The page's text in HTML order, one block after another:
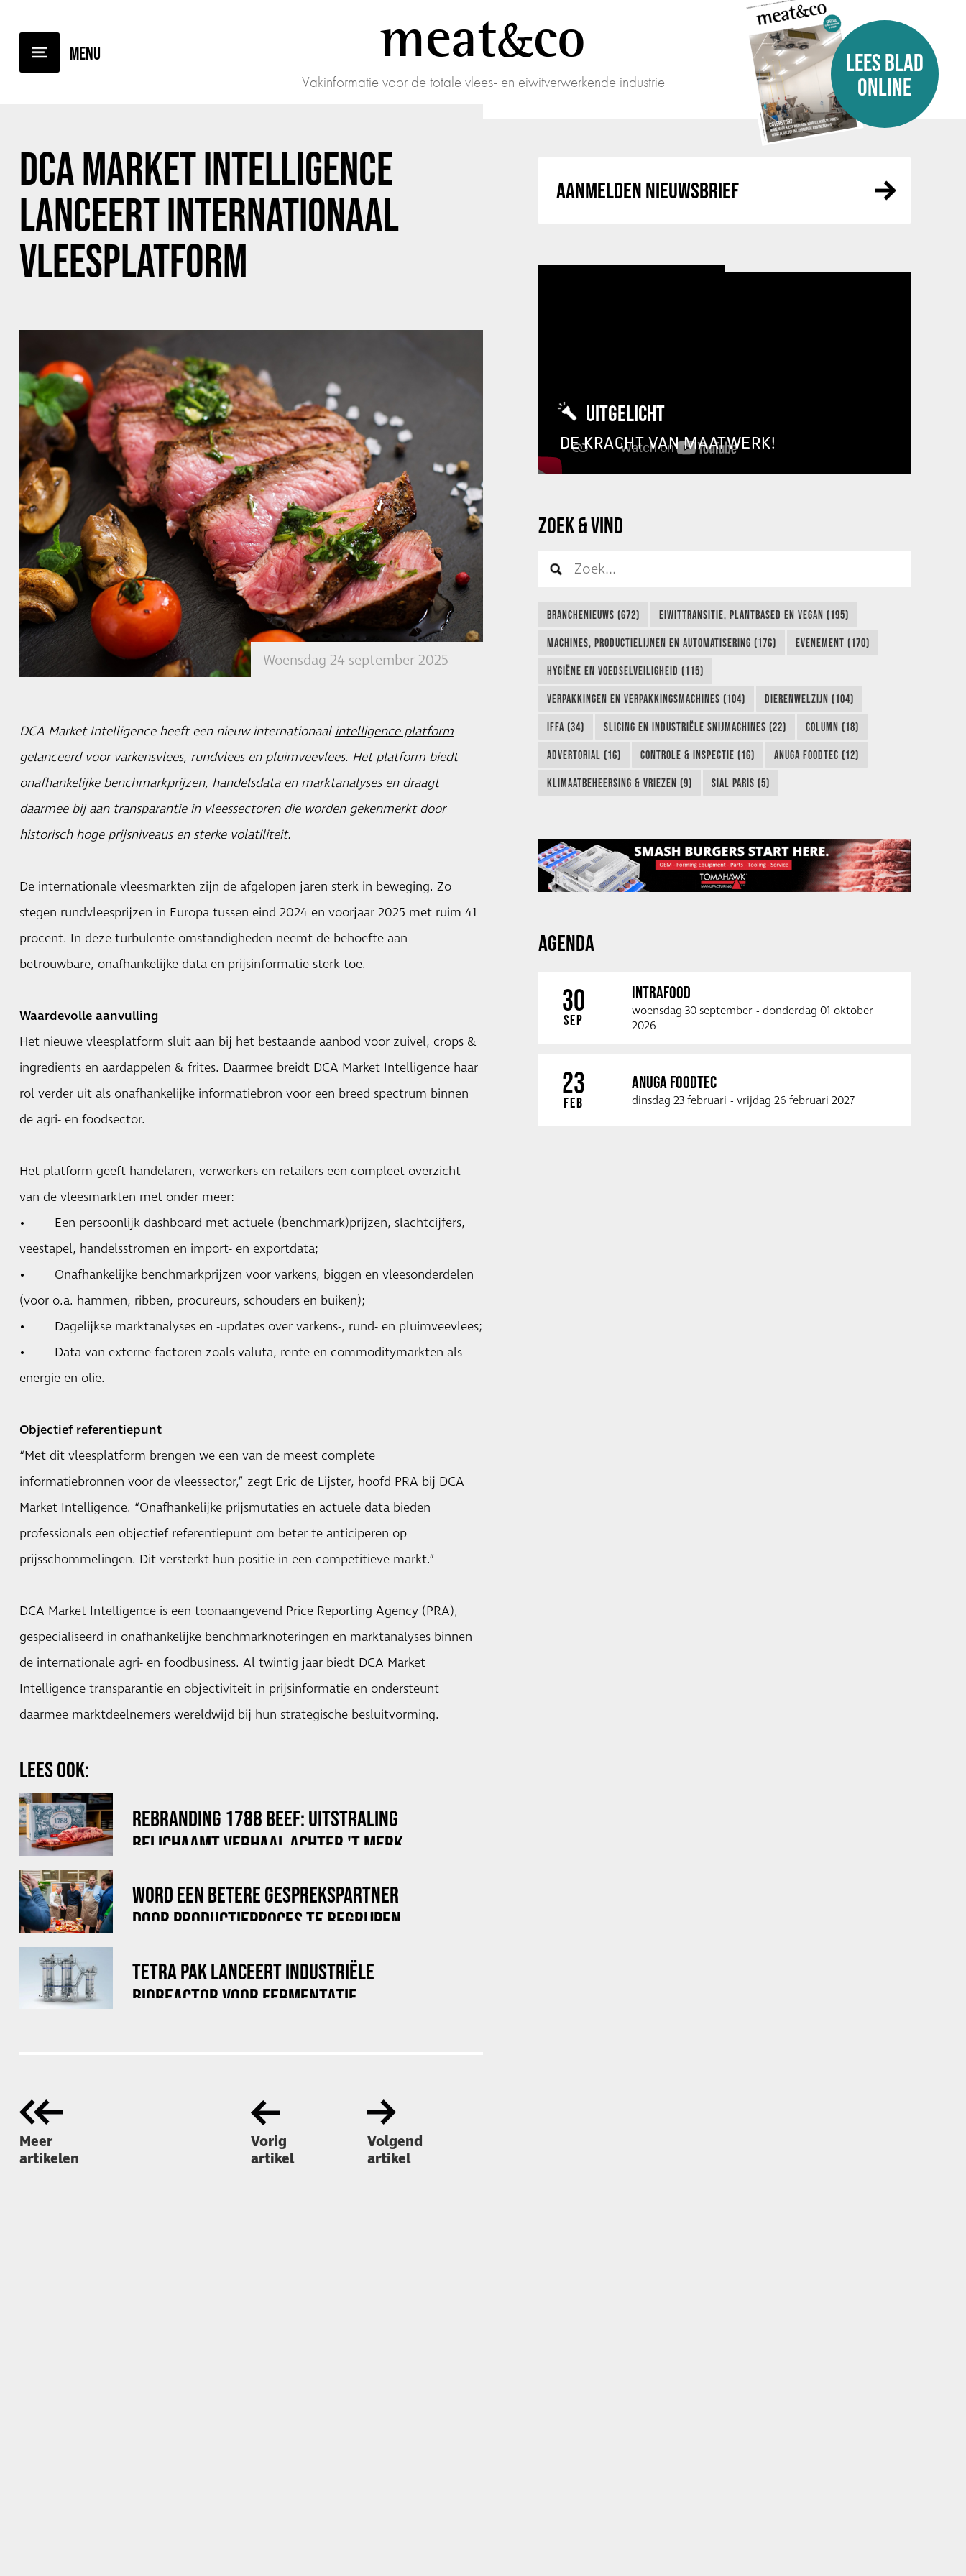
meatco
Vakinformatie voor de totale vlees- en eiwitverwerkende industrie
LEES BLAD
ONLINE
DCA MARKET INTELLIGENCE
LANCEERT INTERNATIONAAL
VLEESPLATFORM
Woensdag 24 september 2025
DCA Market Intelligence heeft een nieuw internationaalintelligence platform
gelanceerd voor varkensvlees, rundvlees en pluimveevlees. Het platform biedt
onafhankelijke benchmarkprijzen, handelsdata en marktanalyses en draagt
daarmee bij aan transparantie in vleessectoren die worden gekenmerkt door
historisch hoge prijsniveaus en sterke volatiliteit.
De internationale vleesmarkten zijn de afgelopen jaren sterk in beweging. Zo
stegen rundvleesprijzen in Europa tussen eind 2024 en voorjaar 2025 met ruim 41
procent. In deze turbulente omstandigheden neemt de behoefte aan
betrouwbare, onafhankelijke data en prijsinformatie sterk toe.
Waardevolle aanvulling
Het nieuwe vleesplatform sluit aan bij het bestaande aanbod voor zuivel, crops &
ingredients en aardappelen & frites. Daarmee breidt DCA Market Intelligence haar
rol verder uit als onafhankelijke informatiebron voor een breed spectrum binnen
de agri- en foodsector.
Het platform geeft handelaren, verwerkers en retailers een compleet overzicht
van de vleesmarkten met onder meer:
• Een persoonlijk dashboard met actuele (benchmark)prijzen, slachtcijfers,
veestapel, handelsstromen en import- en exportdata;
• Onafhankelijke benchmarkprijzen voor varkens, biggen en vleesonderdelen
(voor o.a. hammen, ribben, procureurs, schouders en buiken);
• Dagelijkse marktanalyses en -updates over varkens-, rund- en pluimveevlees;
• Data van externe factoren zoals valuta, rente en commoditymarkten als
energie en olie.
Objectief referentiepunt
“Met dit vleesplatform brengen we een van de meest complete
informatiebronnen voor de vleessector,” zegt Eric de Lijster, hoofd PRA bij DCA
Market Intelligence. “Onafhankelijke prijsmutaties en actuele data bieden
professionals een objectief referentiepunt om beter te anticiperen op
prijsschommelingen. Dit versterkt hun positie in een competitieve markt.”
DCA Market Intelligence is een toonaangevend Price Reporting Agency (PRA),
gespecialiseerd in onafhankelijke benchmarknoteringen en marktanalyses binnen
de internationale agri- en foodbusiness. Al twintig jaar biedtDCA Market
Intelligence transparantie en objectiviteit in prijsinformatie en ondersteunt
daarmee marktdeelnemers wereldwijd bij hun strategische besluitvorming.
LEES OOK:
REBRANDING 1788 BEEF: UITSTRALING
BELICHAAMT VERHAAL ACHTER 'T MERK
WORD EEN BETERE GESPREKSPARTNER
DOOR PRODUCTIEPROCES TE BEGRIJPEN
TETRA PAK LANCEERT INDUSTRIËLE
BIOREACTOR VOOR FERMENTATIE
Meer
artikelen
Vorig
artikel
Volgend
artikel
AANMELDEN NIEUWSBRIEF
UITGELICHT
DE KRACHT VAN MAATWERK!
ZOEK & VIND
BRANCHENIEUWS (672) EIWITTRANSITIE, PLANTBASED EN VEGAN (195)
MACHINES, PRODUCTIELIJNEN EN AUTOMATISERING (176) EVENEMENT (170)
HYGIËNE EN VOEDSELVEILIGHEID (115)
VERPAKKINGEN EN VERPAKKINGSMACHINES (104) DIERENWELZIJN (104)
IFFA (34) SLICING EN INDUSTRIËLE SNIJMACHINES (22) COLUMN (18)
ADVERTORIAL (16) CONTROLE & INSPECTIE (16) ANUGA FOODTEC (12)
KLIMAATBEHEERSING & VRIEZEN (9) SIAL PARIS (5)
AGENDA
30
SEP
INTRAFOOD
woensdag 30 september - donderdag 01 oktober
2026
23
FEB
ANUGA FOODTEC
dinsdag 23 februari - vrijdag 26 februari 2027